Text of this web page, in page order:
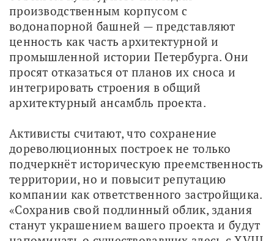
производственным корпусом с
водонапорной башней — представляют
ценность как часть архитектурной и
промышленной истории Петербурга. Они
просят отказаться от планов их сноса и
интегрировать строения в общий
архитектурный ансамбль проекта.
Активисты считают, что сохранение
дореволюционных построек не только
подчеркнёт историческую преемственность
территории, но и повысит репутацию
компании как ответственного застройщика.
«Сохранив свой подлинный облик, здания
станут украшением вашего проекта и будут